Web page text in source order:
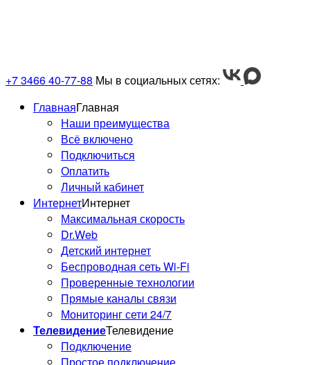
+7 3466 40-77-88 Мы в социальных сетях:
ГлавнаяГлавная
Наши преимущества
Всё включено
Подключиться
Оплатить
Личный кабинет
ИнтернетИнтернет
Максимальная скорость
Dr.Web
Детский интернет
Беспроводная сеть Wi-Fi
Проверенные технологии
Прямые каналы связи
Мониторинг сети 24/7
ТелевидениеТелевидение
Подключение
Простое подключение